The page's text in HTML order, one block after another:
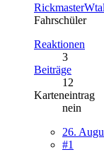
RickmasterWtal
Fahrschüler
Reaktionen
3
Beiträge
12
Karteneintrag
nein
26.
#1